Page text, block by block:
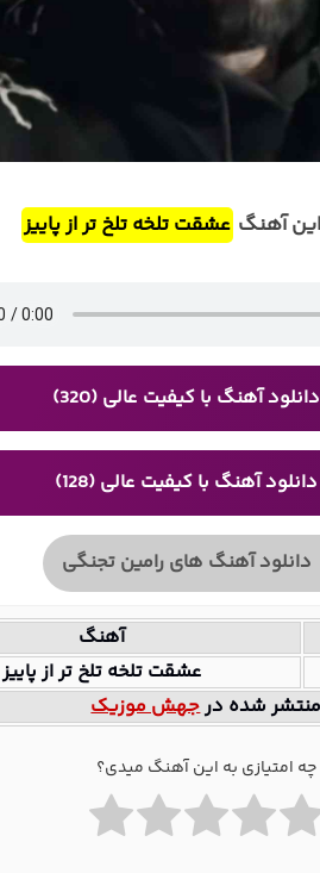
آهنگ عشقت تلخه تلخ تر از پاییز
دانلود آهنگ با کیفیت عالی (320)
دانلود آهنگ با کیفیت عالی (128)
دانلود آهنگ های رامین تجنگی
آهنگ
عشقت تلخه تلخ تر از پاییز
منتشر شده درجهش موزیک
چه امتیازی به این آهنگ میدی؟